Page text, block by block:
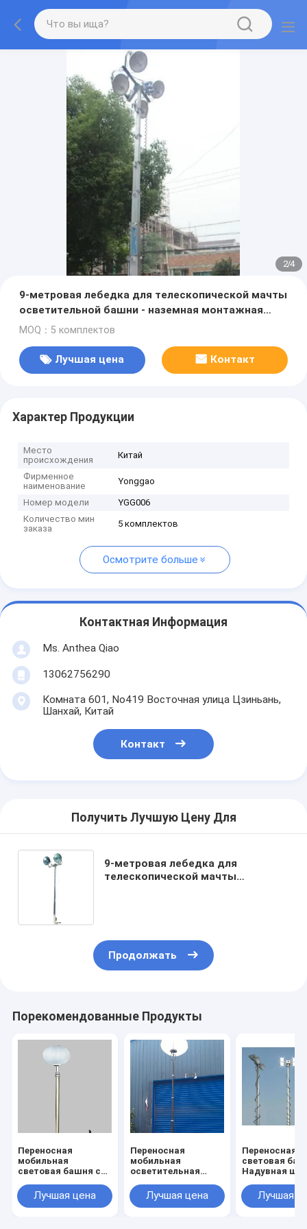
2/4
9-метровая лебедка для телескопической мачты
осветительной башни - наземная монтажная
треножная осветительная башня, 30-футовая
MOQ：5 комплектов
Лучшая цена Контакт
Характер Продукции
Место
происхождения
Китай
Фирменное
наименование
Yonggao
Номер модели
YGG006
Количество мин
заказа
5 комплектов
Осмотрите больше
Контактная Информация
Ms. Anthea Qiao
13062756290
Комната 601, No419 Восточная улица Цзиньань,
Шанхай, Китай
Контакт
Получить Лучшую Цену Для
9-метровая лебедка для
телескопической мачты
лампа
Продолжать
Порекомендованные Продукты
Переносная
мобильная
световая башня со
лампой 2*300 Вт
Аварийное
Лучшая цена
Переносная
мобильная
осветительная
с надувным
баллоном 6 м
Лучшая цена
Переносная
световая
Надувная
световая
футов,
Лучшая